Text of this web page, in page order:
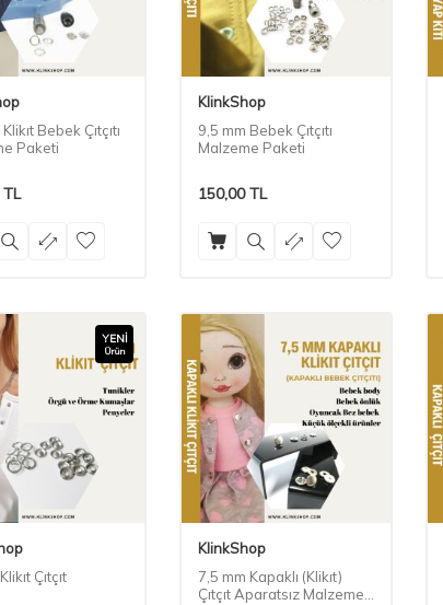
Bebek Çıtçıtı
Paketi
TL
KlinkShop
9,5 mm Bebek Çıtçıtı
Malzeme Paketi
150,00TL
YENI
Ürün
Çıtçıt
KlinkShop
7,5 mm Kapaklı (Klikıt)
Çıtçıt Aparatsız Malzeme